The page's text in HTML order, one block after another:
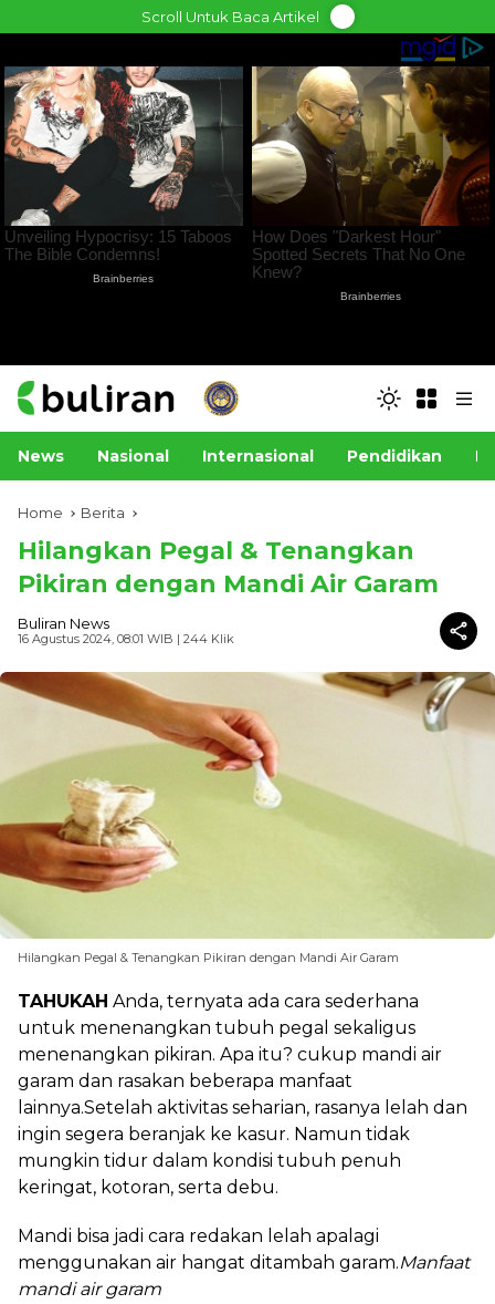
to
Scroll Untuk Baca Artikel
News Nasional Internasional Pendidikan
Home Berita
Hilangkan Pegal & Tenangkan
Pikiran dengan Mandi Air Garam
Buliran News
16 Agustus 2024, 08:01 WIB | 244 Klik
Hilangkan Pegal & Tenangkan Pikiran dengan Mandi Air Garam
TAHUKAH Anda, ternyata ada cara sederhana
untuk menenangkan tubuh pegal sekaligus
menenangkan pikiran. Apa itu? cukup mandi air
garam dan rasakan beberapa manfaat
lainnya.Setelah aktivitas seharian, rasanya lelah dan
ingin segera beranjak ke kasur. Namun tidak
mungkin tidur dalam kondisi tubuh penuh
keringat, kotoran, serta debu.
Mandi bisa jadi cara redakan lelah apalagi
menggunakan air hangat ditambah garam.Manfaat
mandi air garam